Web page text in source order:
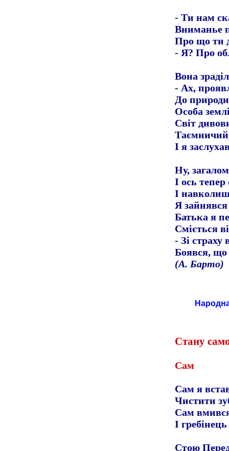
- Ти нам
Вниманье
Про що ти
- Я? Про
Вона
- Ах,
До природи
Особа
Світ
І я
Ну,
І ось
І
Я зайнявся
Батька я
Сміється
- Зі страху
Боявся, що
(А. Барто)
Стану
Сам
Сам я
Чистити
Сам
І
Стою